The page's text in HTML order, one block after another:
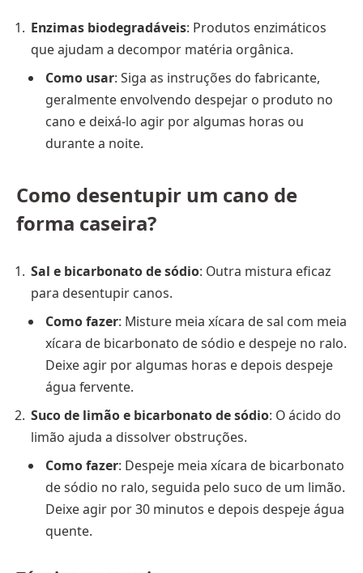
Enzimas biodegradáveis: Produtos enzimáticos
que ajudam a decompor matéria orgânica.
Como usar: Siga as instruções do fabricante,
geralmente envolvendo despejar o produto no
cano e deixá-lo agir por algumas horas ou
durante a noite.
Como desentupir um cano de
forma caseira?
Sal e bicarbonato de sódio: Outra mistura eficaz
para desentupir canos.
Como fazer: Misture meia xícara de sal com meia
xícara de bicarbonato de sódio e despeje no ralo.
Deixe agir por algumas horas e depois despeje
água fervente.
Suco de limão e bicarbonato de sódio: O ácido do
limão ajuda a dissolver obstruções.
Como fazer: Despeje meia xícara de bicarbonato
de sódio no ralo, seguida pelo suco de um limão.
Deixe agir por 30 minutos e depois despeje água
quente.